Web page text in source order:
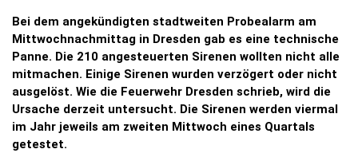
Bei dem angekündigten stadtweiten Probealarm am
Mittwochnachmittag in Dresden gab es eine technische
Panne. Die 210 angesteuerten Sirenen wollten nicht alle
mitmachen. Einige Sirenen wurden verzögert oder nicht
ausgelöst. Wie die Feuerwehr Dresden schrieb, wird die
Ursache derzeit untersucht. Die Sirenen werden viermal
im Jahr jeweils am zweiten Mittwoch eines Quartals
getestet.